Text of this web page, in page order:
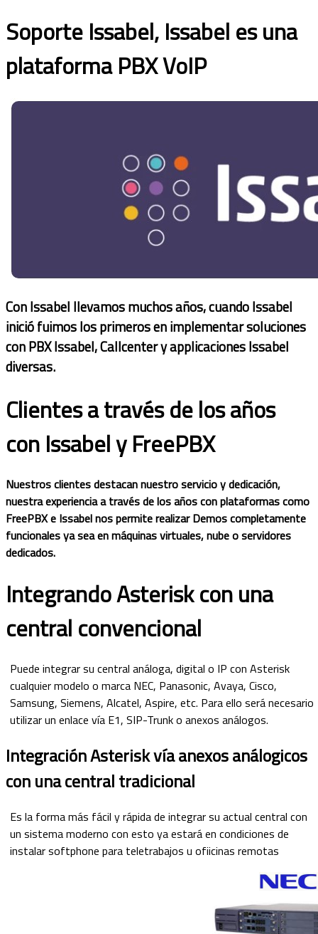
Soporte Issabel, Issabel es una
plataforma PBX VoIP
Con Issabel llevamos muchos años, cuando Issabel
inició fuimos los primeros en implementar soluciones
con PBX Issabel, Callcenter y applicaciones Issabel
diversas.
Clientes a través de los años
con Issabel y FreePBX
Nuestros clientes destacan nuestro servicio y dedicación,
nuestra experiencia a través de los años con plataformas como
FreePBX e Issabel nos permite realizar Demos completamente
funcionales ya sea en máquinas virtuales, nube o servidores
dedicados.
Integrando Asterisk con una
central convencional
Puede integrar su central análoga, digital o IP con Asterisk
cualquier modelo o marca NEC, Panasonic, Avaya, Cisco,
Samsung, Siemens, Alcatel, Aspire, etc. Para ello será necesario
utilizar un enlace vía E1, SIP-Trunk o anexos análogos.
Integración Asterisk vía anexos análogicos
con una central tradicional
Es la forma más fácil y rápida de integrar su actual central con
un sistema moderno con esto ya estará en condiciones de
instalar softphone para teletrabajos u ofiicinas remotas